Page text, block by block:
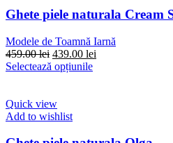
Ghete piele naturala Cream
Modele de Toamnă Iarnă
459.00lei Prețul
inițial
459.00 lei.
439.00 lei
Selectează opțiunileAcest
Opțiunile
Quick view
Add to wishlist